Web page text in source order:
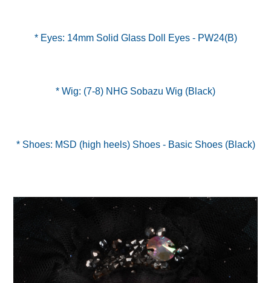
* Eyes: 14mm Solid Glass Doll Eyes - PW24(B)
* Wig: (7-8) NHG Sobazu Wig (Black)
* Shoes: MSD (high heels) Shoes - Basic Shoes (Black)